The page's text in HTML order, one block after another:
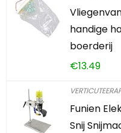
handige
boerderij
€13.49
Funien
Snij